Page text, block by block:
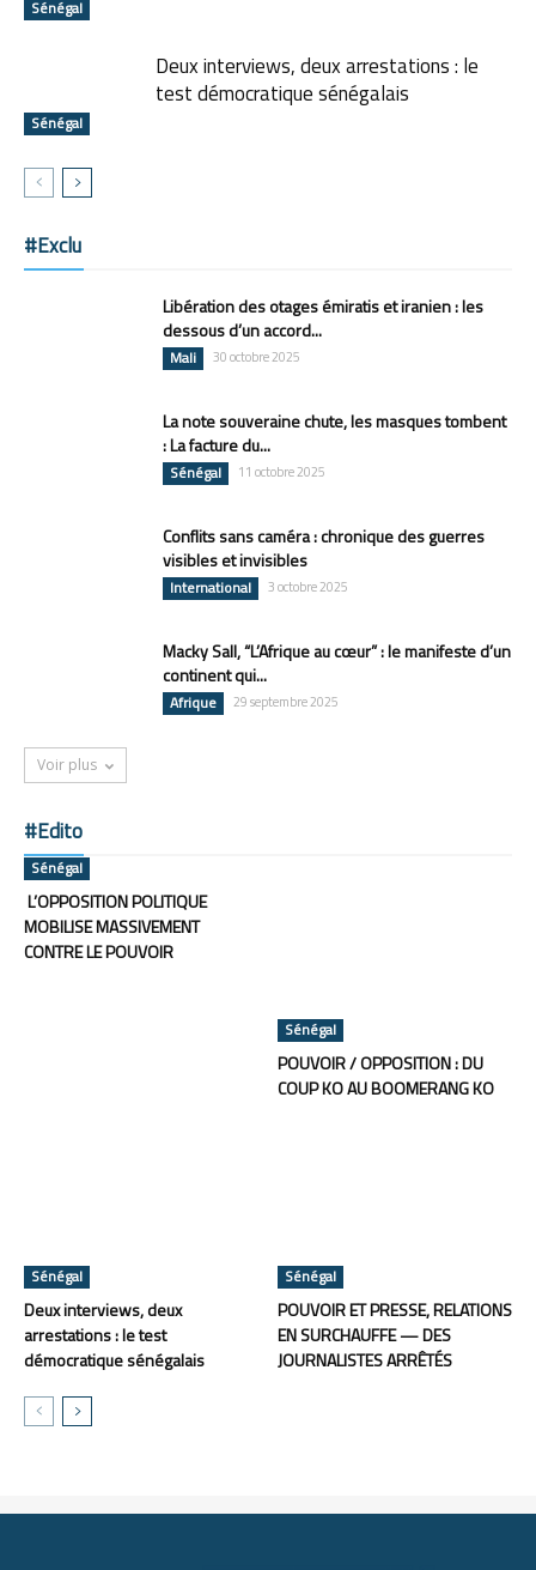
Sénégal
Sénégal
Deux interviews, deux arrestations : le
test démocratique sénégalais
#Exclu
Libération des otages émiratis et iranien : les
dessous d’un accord...
Mali 30 octobre 2025
La note souveraine chute, les masques tombent
: La facture du...
Sénégal 11 octobre 2025
Conflits sans caméra : chronique des guerres
visibles et invisibles
International 3 octobre 2025
Macky Sall, “L’Afrique au cœur” : le manifeste d’un
continent qui...
Afrique 29 septembre 2025
Voir plus
#Edito
Sénégal
L’OPPOSITION POLITIQUE
MOBILISE MASSIVEMENT
CONTRE LE POUVOIR
Sénégal
POUVOIR / OPPOSITION : DU
COUP KO AU BOOMERANG KO
Sénégal
Deux interviews, deux
arrestations : le test
démocratique sénégalais
Sénégal
POUVOIR ET PRESSE, RELATIONS
EN SURCHAUFFE — DES
JOURNALISTES ARRÊTÉS